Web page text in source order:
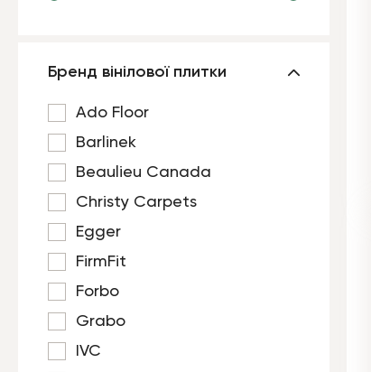
Бренд вінілової плитки
Ado Floor
Barlinek
Beaulieu Canada
Christy Carpets
Egger
FirmFit
Forbo
Grabo
IVC